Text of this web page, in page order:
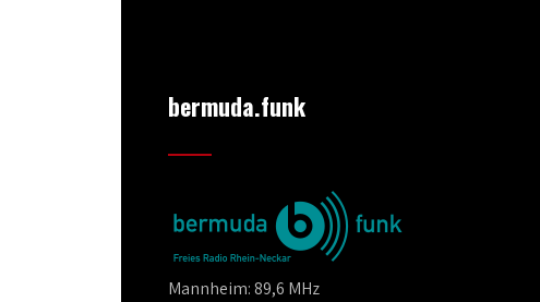
bermuda.funk
Mannheim: 89,6 MHz